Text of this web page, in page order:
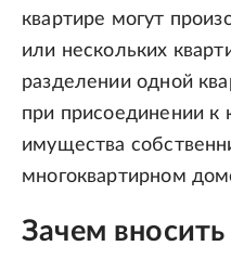
квартире могут
или нескольких
разделении одной
при присоединении к
имущества
многоквартирном
Зачем